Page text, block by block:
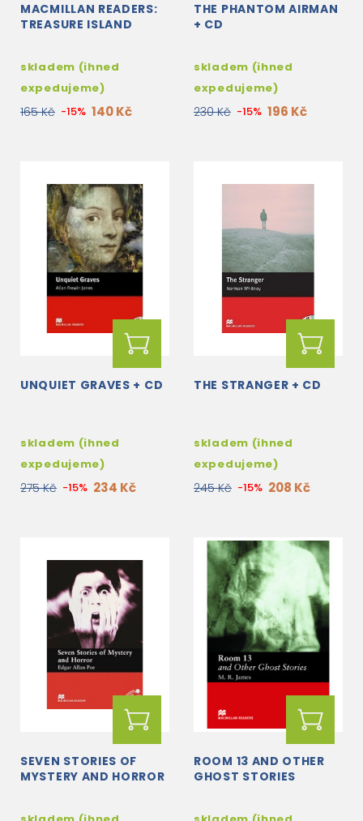
MACMILLAN READERS:
TREASURE ISLAND
skladem (ihned
expedujeme)
165 Kč -15% 140 Kč
THE PHANTOM AIRMAN
+ CD
skladem (ihned
expedujeme)
230 Kč -15% 196 Kč
UNQUIET GRAVES + CD
skladem (ihned
expedujeme)
275 Kč -15% 234 Kč
THE STRANGER + CD
skladem (ihned
expedujeme)
245 Kč -15% 208 Kč
SEVEN STORIES OF
MYSTERY AND HORROR
ROOM 13 AND OTHER
GHOST STORIES